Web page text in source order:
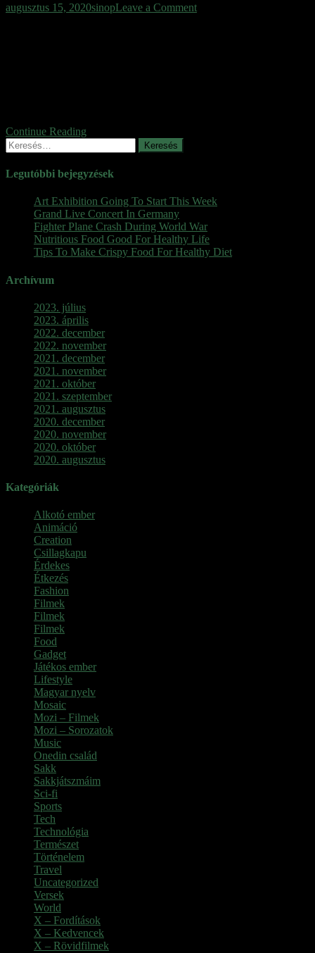
augusztus 15, 2020sinopLeave a Commenton
Continue Reading
Keresés:
Legutóbbi bejegyzések
Art Exhibition Going To Start This Week
Grand Live Concert In Germany
Fighter Plane Crash During World War
Nutritious Food Good For Healthy Life
Tips To Make Crispy Food For Healthy Diet
Archívum
2023. július
2023. április
2022. december
2022. november
2021. december
2021. november
2021. október
2021. szeptember
2021. augusztus
2020. december
2020. november
2020. október
2020. augusztus
Kategóriák
Alkotó ember
Animáció
Creation
Csillagkapu
Érdekes
Étkezés
Fashion
Filmek
Filmek
Filmek
Food
Gadget
Játékos ember
Lifestyle
Magyar nyelv
Mosaic
Mozi – Filmek
Mozi – Sorozatok
Music
Onedin család
Sakk
Sakkjátszmáim
Sci-fi
Sports
Tech
Technológia
Természet
Történelem
Travel
Uncategorized
Versek
World
X – Fordítások
X – Kedvencek
X – Rövidfilmek